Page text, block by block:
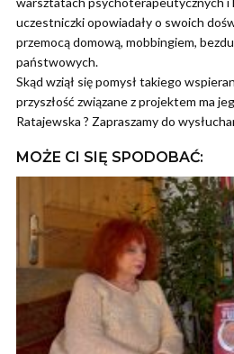
uczestniczki opowiadały o swoich
przemocą domową, mobbingiem,
państwowych.
Skąd wziął się pomysł takiego
przyszłość związane z projektem ma
Ratajewska ? Zapraszamy do
MOŻE CI SIĘ SPODOBAĆ: